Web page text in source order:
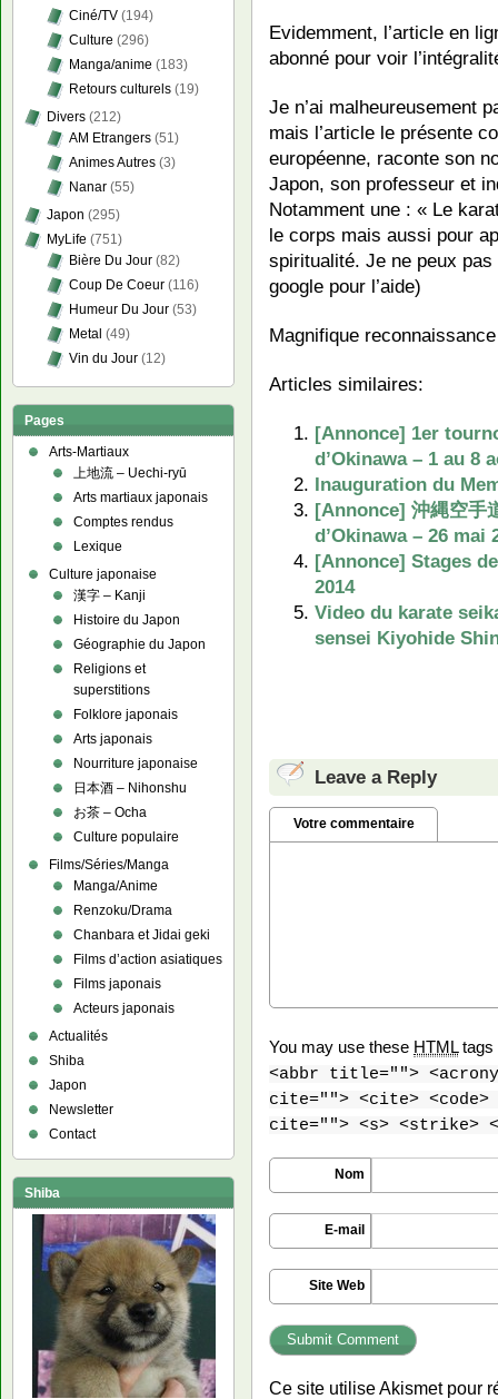
Evidemment, l’article en
abonné pour voir
Je n’ai malheureusement
mais l’article le présente
européenne, raconte son
Japon, son professeur et
Notamment une : « Le
le corps mais aussi pour
spiritualité. Je ne peux
google pour l’aide)
Magnifique
Articles similaires:
[Annonce] 1er
d’Okinawa – 1 au 8
Inauguration du
[Annonce] 沖縄空手
d’Okinawa – 26 mai
[Annonce] Stages
2014
Video du karate
sensei Kiyohide
Leave a Reply
Votre commentaire
You may use these HTMLtags
<abbr title="">
cite=""> <cite> <code>
cite=""> <s> <strike>
Nom
E-mail
Site Web
Ce site utilise Akismet pour
Ciné/TV (194)
Culture (296)
Manga/anime (183)
Retours culturels (19)
Divers (212)
AM Etrangers (51)
Animes Autres (3)
Nanar (55)
Japon (295)
MyLife (751)
Bière Du Jour (82)
Coup De Coeur (116)
Humeur Du Jour (53)
Metal (49)
Vin du Jour (12)
Pages
Arts-Martiaux
上地流 – Uechi-ryū
Arts martiaux japonais
Comptes rendus
Lexique
Culture japonaise
漢字 – Kanji
Histoire du Japon
Géographie du Japon
Religions et
superstitions
Folklore japonais
Arts japonais
Nourriture japonaise
日本酒 – Nihonshu
お茶 – Ocha
Culture populaire
Films/Séries/Manga
Manga/Anime
Renzoku/Drama
Chanbara et Jidai geki
Films d’action asiatiques
Films japonais
Acteurs japonais
Actualités
Shiba
Japon
Newsletter
Contact
Shiba